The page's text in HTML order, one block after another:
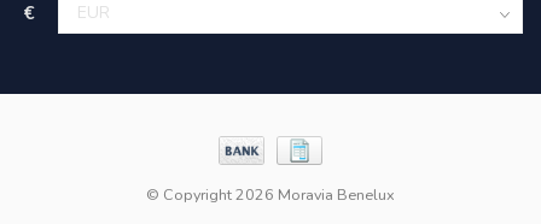
€
© Copyright 2026 Moravia Benelux